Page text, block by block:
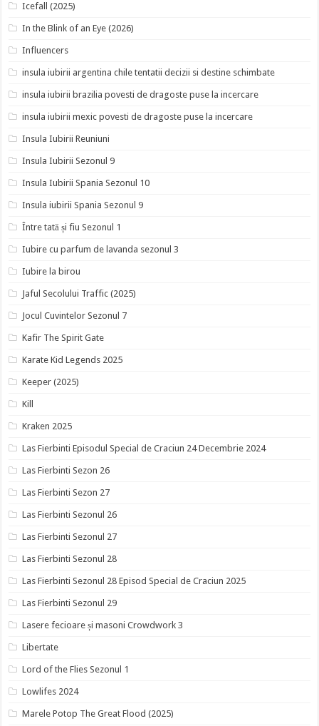
Icefall (2025)
In the Blink of an Eye (2026)
Influencers
insula iubirii argentina chile tentatii decizii si destine schimbate
insula iubirii brazilia povesti de dragoste puse la incercare
insula iubirii mexic povesti de dragoste puse la incercare
Insula Iubirii Reuniuni
Insula Iubirii Sezonul 9
Insula Iubirii Spania Sezonul 10
Insula iubirii Spania Sezonul 9
Între tată și fiu Sezonul 1
Iubire cu parfum de lavanda sezonul 3
Iubire la birou
Jaful Secolului Traffic (2025)
Jocul Cuvintelor Sezonul 7
Kafir The Spirit Gate
Karate Kid Legends 2025
Keeper (2025)
Kill
Kraken 2025
Las Fierbinti Episodul Special de Craciun 24 Decembrie 2024
Las Fierbinti Sezon 26
Las Fierbinti Sezon 27
Las Fierbinti Sezonul 26
Las Fierbinti Sezonul 27
Las Fierbinti Sezonul 28
Las Fierbinti Sezonul 28 Episod Special de Craciun 2025
Las Fierbinti Sezonul 29
Lasere fecioare și masoni Crowdwork 3
Libertate
Lord of the Flies Sezonul 1
Lowlifes 2024
Marele Potop The Great Flood (2025)